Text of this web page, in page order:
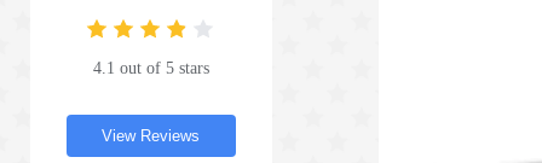
4.1 out of 5 stars
View Reviews